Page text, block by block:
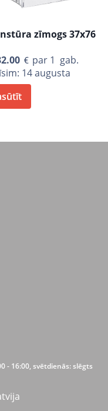
zīmogs 37x76
par 1 gab.
14 augusta
- 16:00, svētdienās: slēgts